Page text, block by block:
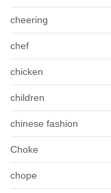
cheering
chef
chicken
children
chinese fashion
Choke
chope